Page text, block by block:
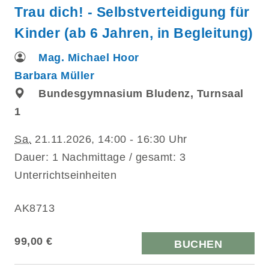
Trau dich! - Selbstverteidigung für
Kinder (ab 6 Jahren, in Begleitung)
Mag. Michael Hoor
Barbara Müller
Bundesgymnasium Bludenz, Turnsaal
1
Sa. 21.11.2026, 14:00 - 16:30 Uhr
Dauer: 1 Nachmittage / gesamt: 3
Unterrichtseinheiten
AK8713
99,00 € BUCHEN